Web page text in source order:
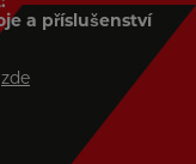
a příslušenství
zde